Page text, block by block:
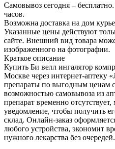
Самовывоз сегодня –
часов.
Возможна доставка на дом
Указанные цены действуют
сайте. Внешний вид товара
изображенного на фотографии.
Краткое описание
Купить Би велл ингалятор
Москве через интернет-
препараты по выгодным ценам
возможностью самовывоза из
препарат временно
уведомление, чтобы получить
склад. Онлайн-заказ
любого устройства, экономит
нужного лекарства без очередей.